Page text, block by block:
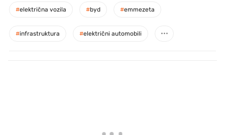
#električna vozila #byd #emmezeta
#infrastruktura #električni automobili